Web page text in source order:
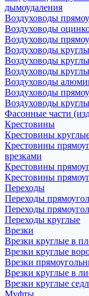
дымоудаления
Воздуховоды
Воздуховоды
Воздуховоды
Воздуховоды
Воздуховоды
Воздуховоды
Воздуховоды
Воздуховоды
Воздуховоды
Фасонные части
Крестовины
Крестовины
Крестовины
врезками
Крестовины
Крестовины
Переходы
Переходы
Переходы
Переходы круглые
Врезки
Врезки круглые в
Врезки круглые
Врезки
Врезки круглые в
Врезки круглые
Муфты